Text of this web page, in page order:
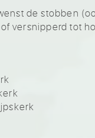
de stobben
versnipperd tot